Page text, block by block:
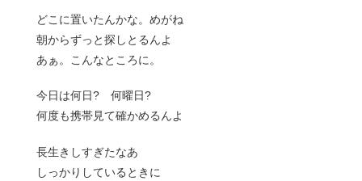
どこに置いたんかな。めがね
朝からずっと探しとるんよ
あぁ。こんなところに。
今日は何日? 何曜日?
何度も携帯見て確かめるんよ
長生きしすぎたなあ
しっかりしているときに